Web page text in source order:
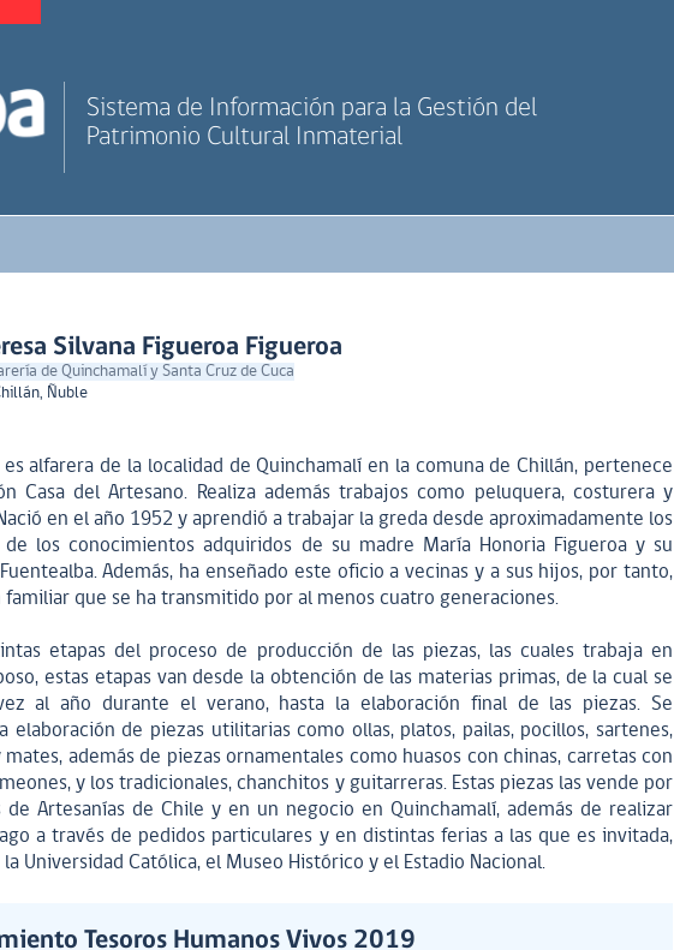
Sistema de Información para la Gestión del
Patrimonio Cultural Inmaterial
Silvana Figueroa Figueroa
de Quinchamalí y Santa Cruz de Cuca
Ñuble
es alfarera de la localidad de Quinchamalí en la comuna de Chillán, pertenece
Casa del Artesano. Realiza además trabajos como peluquera, costurera y
en el año 1952 y aprendió a trabajar la greda desde aproximadamente los
los conocimientos adquiridos de su madre María Honoria Figueroa y su
Además, ha enseñado este oficio a vecinas y a sus hijos, por tanto,
familiar que se ha transmitido por al menos cuatro generaciones.
etapas del proceso de producción de las piezas, las cuales trabaja en
estas etapas van desde la obtención de las materias primas, de la cual se
al año durante el verano, hasta la elaboración final de las piezas. Se
elaboración de piezas utilitarias como ollas, platos, pailas, pocillos, sartenes,
mates, además de piezas ornamentales como huasos con chinas, carretas con
y los tradicionales, chanchitos y guitarreras. Estas piezas las vende por
de Artesanías de Chile y en un negocio en Quinchamalí, además de realizar
a través de pedidos particulares y en distintas ferias a las que es invitada,
Universidad Católica, el Museo Histórico y el Estadio Nacional.
Tesoros Humanos Vivos 2019